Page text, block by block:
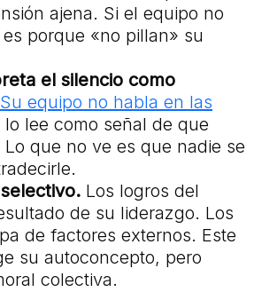
ajena. Si el equipo no
porque «no pillan» su
el silencio como
Su equipo no habla en las
lo lee como señal de que
que no ve es que nadie se
Los logros del
de su liderazgo. Los
de factores externos. Este
su autoconcepto, pero
colectiva.